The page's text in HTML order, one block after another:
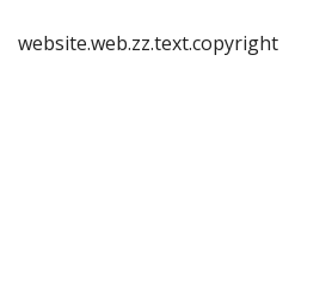
website.web.zz.text.copyright